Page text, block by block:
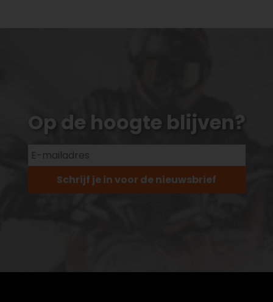
Op de hoogte blijven?
Schrijf je in voor de nieuwsbrief